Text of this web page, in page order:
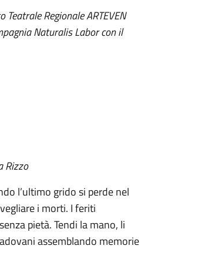
Regionale ARTEVEN
Naturalis Labor con il
Rizzo
l’ultimo grido si perde nel
i morti. I feriti
pietà. Tendi la mano, li
assemblando memorie